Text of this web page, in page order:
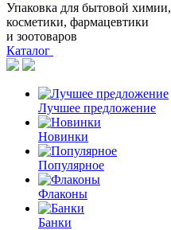
Упаковка для бытовой химии,
косметики, фармацевтики
и зоотоваров
Каталог
Лучшее предложение
Новинки
Популярное
Флаконы
Банки